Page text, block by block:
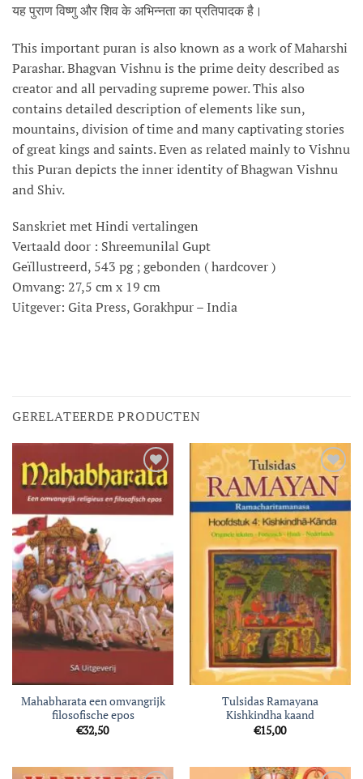
यह पुराण विष्णु और शिव के अभिन्नता का प्रतिपादक है।
This important puran is also known as a work of Maharshi
Parashar. Bhagvan Vishnu is the prime deity described as
creator and all pervading supreme power. This also
contains detailed description of elements like sun,
mountains, division of time and many captivating stories
of great kings and saints. Even as related mainly to Vishnu
this Puran depicts the inner identity of Bhagwan Vishnu
and Shiv.
Sanskriet met Hindi vertalingen
Vertaald door : Shreemunilal Gupt
Geïllustreerd, 543 pg ; gebonden ( hardcover )
Omvang: 27,5 cm x 19 cm
Uitgever: Gita Press, Gorakhpur – India
GERELATEERDE PRODUCTEN
Toevoegen
aan
verlanglijst
Mahabharata een omvangrijk
filosofische epos
€32,50
Toevoegen
aan
verlanglijst
Tulsidas Ramayana
Kishkindha kaand
€15,00